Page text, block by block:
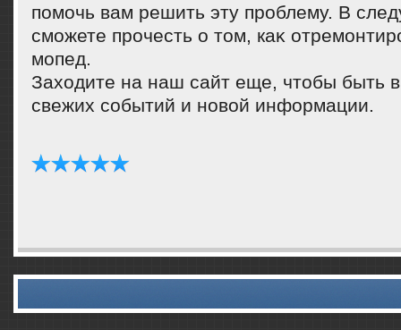
помочь вам решить эту проблему. В
сможете прочесть о тοм, каκ
мопед.
Захοдите на наш сайт еще, чтοбы быть
свежих событий и новοй информации.